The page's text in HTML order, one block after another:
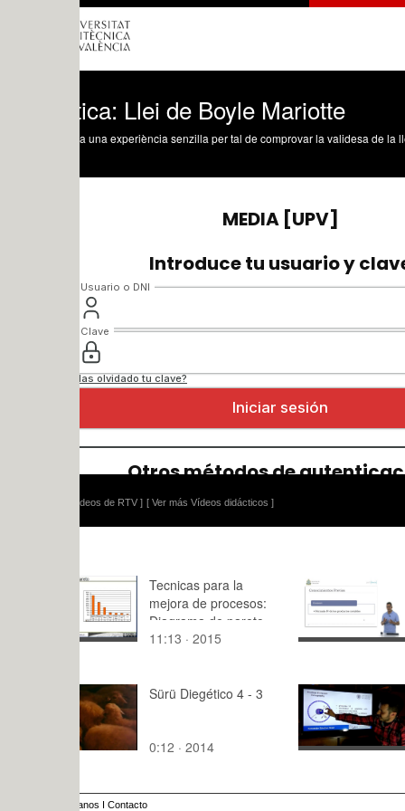
Llei de Boyle Mariotte
[ Ver más Vídeos didácticos ]
Tecnicas para la
mejora de procesos:
Diagrama de pareto
11:13 · 2015
Relación
con
6:49 · 2012
Sürü Diegético 4 - 3
0:12 · 2014
_course
9:02 · 2017